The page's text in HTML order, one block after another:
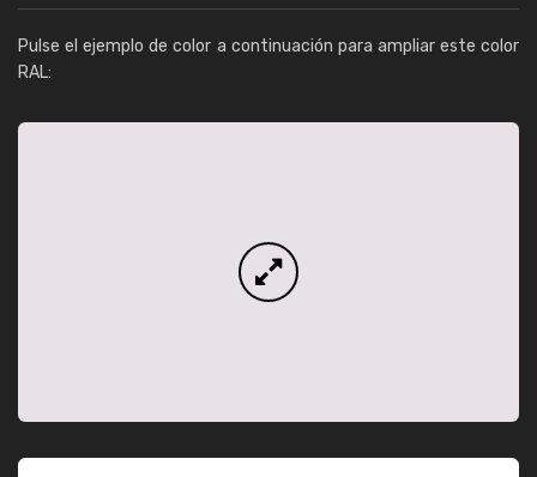
Pulse el ejemplo de color a continuación para ampliar este color
RAL: